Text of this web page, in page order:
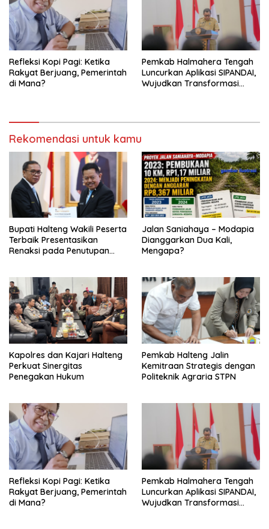
Refleksi Kopi Pagi: Ketika
Rakyat Berjuang, Pemerintah
di Mana?
Pemkab Halmahera Tengah
Luncurkan Aplikasi SIPANDAI,
Wujudkan Transformasi
Rekomendasi untuk kamu
Bupati Halteng Wakili Peserta
Terbaik Presentasikan
Renaksi pada Penutupan
Jalan Saniahaya – Modapia
Dianggarkan Dua Kali,
Mengapa?
Kapolres dan Kajari Halteng
Perkuat Sinergitas
Penegakan Hukum
Pemkab Halteng Jalin
Kemitraan Strategis dengan
Politeknik Agraria STPN
Refleksi Kopi Pagi: Ketika
Rakyat Berjuang, Pemerintah
di Mana?
Pemkab Halmahera Tengah
Luncurkan Aplikasi SIPANDAI,
Wujudkan Transformasi